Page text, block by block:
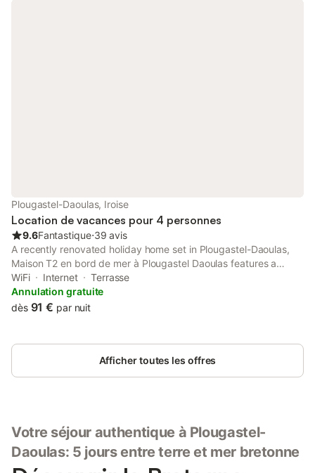
Plougastel-Daoulas, Iroise
Location de vacances pour 4 personnes
9.6Fantastique⋅39 avis
A recently renovated holiday home set in Plougastel-Daoulas,
Maison T2 en bord de mer à Plougastel Daoulas features a
garden. Both free WiFi and parking on-site are accessible at the
holiday home free of charge.
WiFi Internet
Terrasse
Annulation gratuite
dès 91 € par nuit
Afficher toutes les offres
Votre séjour authentique à Plougastel-
Daoulas: 5 jours entre terre et mer bretonne